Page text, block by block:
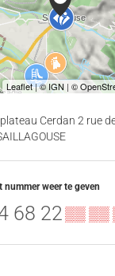
Cerdan 2 rue
nummer weer te geven
68 22▒▒ ▒▒